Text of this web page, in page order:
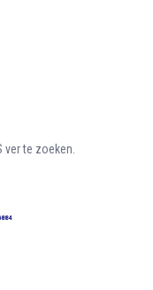
ver te zoeken.